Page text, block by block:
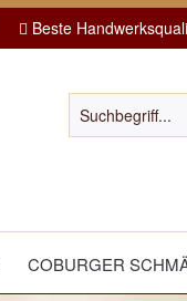
Beste
COBURGER